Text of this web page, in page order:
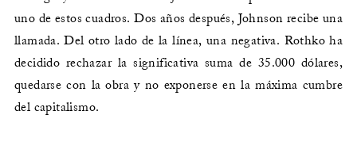
uno de estos cuadros. Dos años después, Johnson recibe una
llamada. Del otro lado de la línea, una negativa. Rothko ha
decidido rechazar la significativa suma de 35.000 dólares,
quedarse con la obra y no exponerse en la máxima cumbre
del capitalismo.